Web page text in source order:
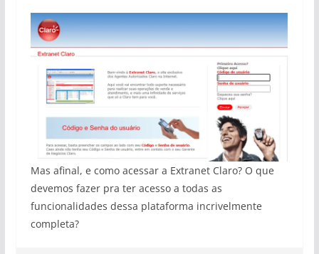
Mas afinal, e como acessar a Extranet Claro? O que
devemos fazer pra ter acesso a todas as
funcionalidades dessa plataforma incrivelmente
completa?